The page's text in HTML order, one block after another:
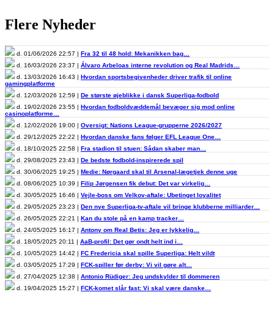
Flere Nyheder
d. 01/06/2026 22:57 | Fra 32 til 48 hold: Mekanikken bag…
d. 16/03/2026 23:37 | Álvaro Arbeloas interne revolution og Real Madrids…
d. 13/03/2026 16:43 | Hvordan sportsbegivenheder driver trafik til online
gamingplatforme
d. 12/03/2026 12:59 | De største øjeblikke i dansk Superliga-fodbold
d. 19/02/2026 23:55 | Hvordan fodboldvæddemål bevæger sig mod online
casinoplatforme…
d. 12/02/2026 19:00 | Oversigt: Nations League-grupperne 2026/2027
d. 29/12/2025 22:22 | Hvordan danske fans følger EFL League One…
d. 18/10/2025 22:58 | Fra stadion til stuen: Sådan skaber man…
d. 29/08/2025 23:43 | De bedste fodbold-inspirerede spil
d. 30/06/2025 19:25 | Medie: Nørgaard skal til Arsenal-lægetjek denne uge
d. 08/06/2025 10:39 | Filip Jørgensen fik debut: Det var virkelig…
d. 30/05/2025 16:46 | Vejle-boss om Velkov-aftale: Ubetinget loyalitet
d. 29/05/2025 23:23 | Den nye Superliga-tv-aftale vil bringe klubberne milliarder…
d. 26/05/2025 22:21 | Kan du stole på en kamp tracker…
d. 24/05/2025 16:17 | Antony om Real Betis: Jeg er lykkelig…
d. 18/05/2025 20:11 | AaB-profil: Det gør ondt helt ind i…
d. 10/05/2025 14:42 | FC Fredericia skal spille Superliga: Helt vildt
d. 03/05/2025 17:29 | FCK-spiller før derby: Vi vil gøre alt…
d. 27/04/2025 12:38 | Antonio Rüdiger: Jeg undskylder til dommeren
d. 19/04/2025 15:27 | FCK-komet slår fast: Vi skal være danske…